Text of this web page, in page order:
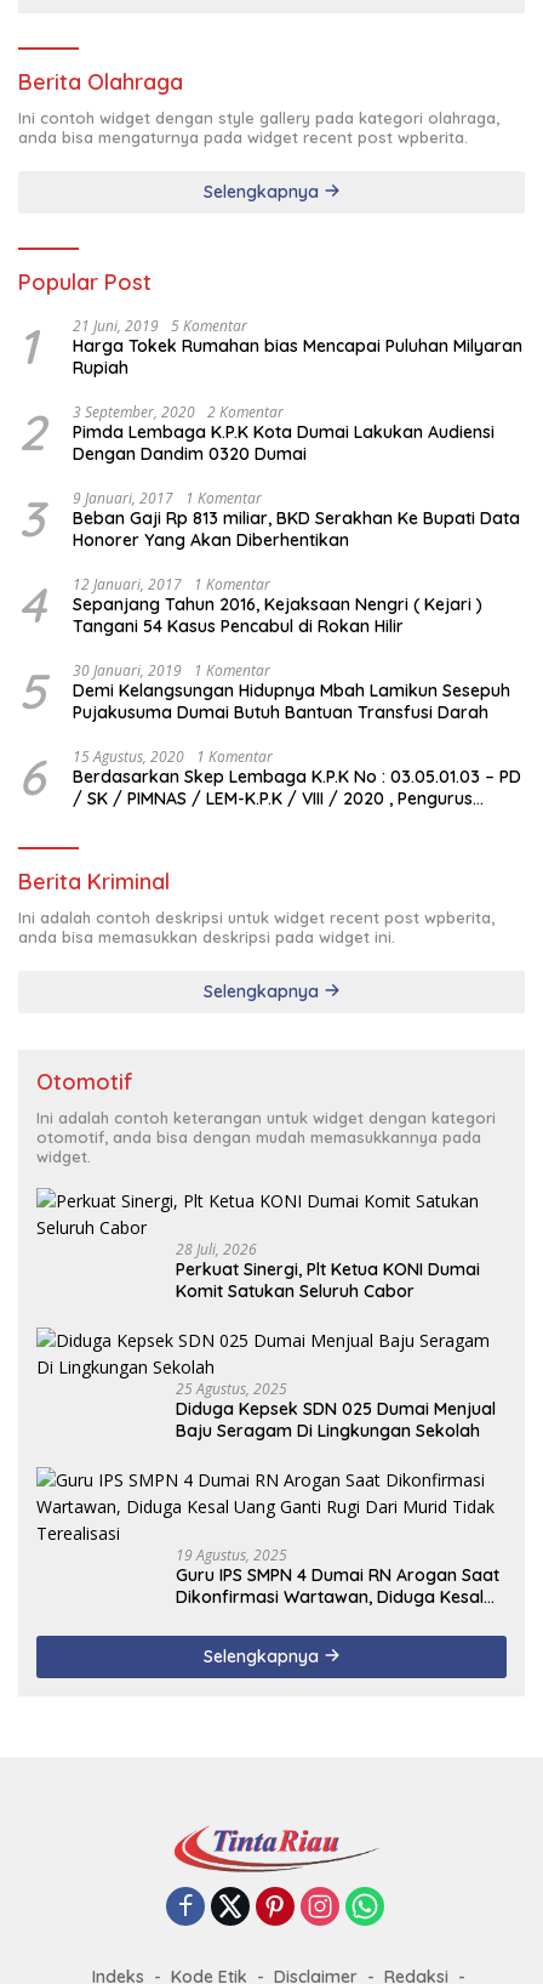
Berita Olahraga
Ini contoh widget dengan style gallery pada kategori olahraga,
anda bisa mengaturnya pada widget recent post wpberita.
Selengkapnya
Popular Post
1 21 Juni, 2019 5 Komentar
Harga Tokek Rumahan bias Mencapai Puluhan Milyaran
Rupiah
2 3 September, 2020 2 Komentar
Pimda Lembaga K.P.K Kota Dumai Lakukan Audiensi
Dengan Dandim 0320 Dumai
3 9 Januari, 2017 1 Komentar
Beban Gaji Rp 813 miliar, BKD Serakhan Ke Bupati Data
Honorer Yang Akan Diberhentikan
4 12 Januari, 2017 1 Komentar
Sepanjang Tahun 2016, Kejaksaan Nengri ( Kejari )
Tangani 54 Kasus Pencabul di Rokan Hilir
5 30 Januari, 2019 1 Komentar
Demi Kelangsungan Hidupnya Mbah Lamikun Sesepuh
Pujakusuma Dumai Butuh Bantuan Transfusi Darah
6 15 Agustus, 2020 1 Komentar
Berdasarkan Skep Lembaga K.P.K No : 03.05.01.03 – PD
/ SK / PIMNAS / LEM-K.P.K / VIII / 2020 , Pengurus
Berita Kriminal
Ini adalah contoh deskripsi untuk widget recent post wpberita,
anda bisa memasukkan deskripsi pada widget ini.
Selengkapnya
Otomotif
Ini adalah contoh keterangan untuk widget dengan kategori
otomotif, anda bisa dengan mudah memasukkannya pada
widget.
28 Juli, 2026
Perkuat Sinergi, Plt Ketua KONI Dumai
Komit Satukan Seluruh Cabor
25 Agustus, 2025
Diduga Kepsek SDN 025 Dumai Menjual
Baju Seragam Di Lingkungan Sekolah
19 Agustus, 2025
Guru IPS SMPN 4 Dumai RN Arogan Saat
Dikonfirmasi Wartawan, Diduga Kesal
Terealisasi
Selengkapnya
Indeks Kode Etik Disclaimer Redaksi